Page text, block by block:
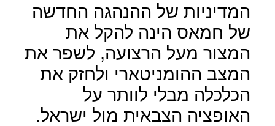
המדיניות של ההנהגה החדשה
של חמאס הינה להקל את
המצור מעל הרצועה, לשפר את
המצב ההומניטארי ולחזק את
הכלכלה מבלי לוותר על
האופציה הצבאית מול ישראל.